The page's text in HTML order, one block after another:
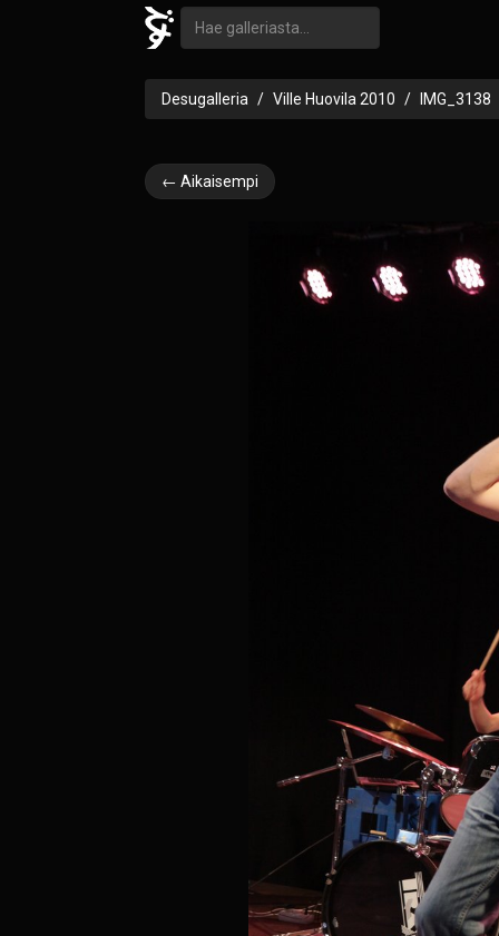
Desugalleria Ville Huovila 2010 IMG_3138
← Aikaisempi